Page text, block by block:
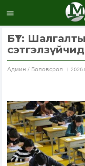
БҮТ:
Aдмин / Боловсрол